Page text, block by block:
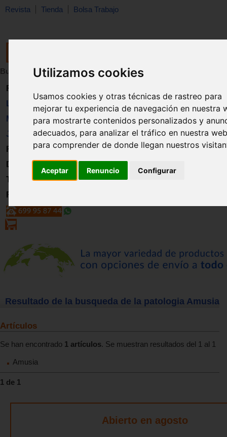
Utilizamos cookies
Usamos cookies y otras técnicas de rastreo para
mejorar tu experiencia de navegación en nuestra
para mostrarte contenidos personalizados y
adecuados, para analizar el tráfico en nuestra
para comprender de donde llegan nuestros
Aceptar Renuncio Configurar
Revista Tienda Bolsa Trabajo
Buscar:
Revista
Libros
Material
Juguetes
Formación
Directorio
Trabajo
Registro
Resultado de la busqueda de la patologia Amusia
Artículos
Se han encontrado 1 artículos. Se muestran resultados del 1 al 1
Amusia
1 de 1
Abierto en agosto